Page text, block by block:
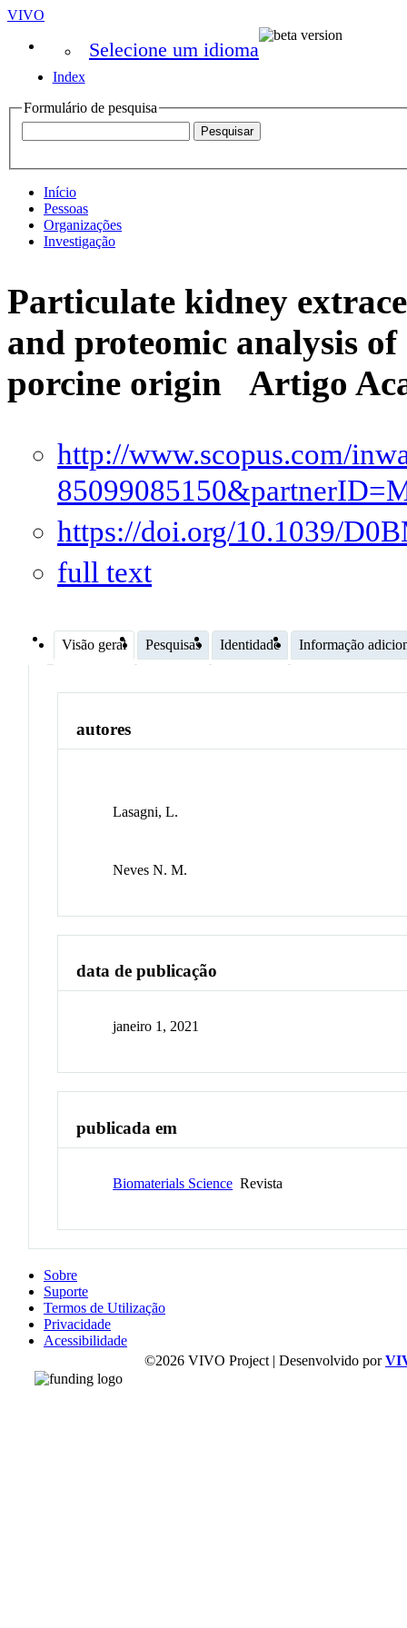
VIVO
Selecione um idioma
Index
Formulário de pesquisa
Início
Pessoas
Organizações
Investigação
Particulate kidney
and proteomic analysis
porcine origin
Artigo
http://www.scopus.com/
https://doi.org/10.1039/
full text
Visão geral Pesquisas Identidade Informação
autores
Lasagni, L.
Neves N. M.
data de publicação
janeiro 1, 2021
publicada em
Biomaterials Science Revista
Sobre
Suporte
Termos de Utilização
Privacidade
Acessibilidade
©2026 VIVO Project | Desenvolvido por